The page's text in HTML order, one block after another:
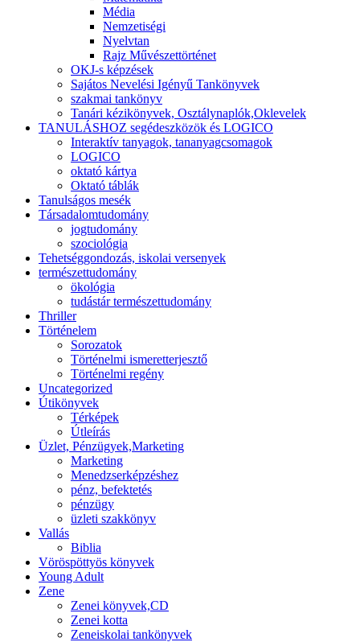
Média
Nemzetiségi
Nyelvtan
Rajz Művészettörténet
OKJ-s képzések
Sajátos Nevelési Igényű Tankönyvek
szakmai tankönyv
Tanári kézikönyvek, Osztálynaplók,Oklevelek
TANULÁSHOZ segédeszközök és LOGICO
Interaktív tanyagok, tananyagcsomagok
LOGICO
oktató kártya
Oktató táblák
Tanulságos mesék
Társadalomtudomány
jogtudomány
szociológia
Tehetséggondozás, iskolai versenyek
természettudomány
ökológia
tudástár természettudomány
Thriller
Történelem
Sorozatok
Történelmi ismeretterjesztő
Történelmi regény
Uncategorized
Útikönyvek
Térképek
Útleírás
Üzlet, Pénzügyek,Marketing
Marketing
Menedzserképzéshez
pénz, befektetés
pénzügy
üzleti szakkönyv
Vallás
Biblia
Vöröspöttyös könyvek
Young Adult
Zene
Zenei könyvek,CD
Zenei kotta
Zeneiskolai tankönyvek